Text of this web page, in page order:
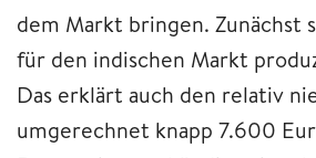
dem Markt bringen. Zunächst
für den indischen Markt
Das erklärt auch den relativ
umgerechnet knapp 7.600